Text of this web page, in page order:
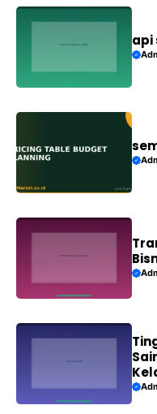
api